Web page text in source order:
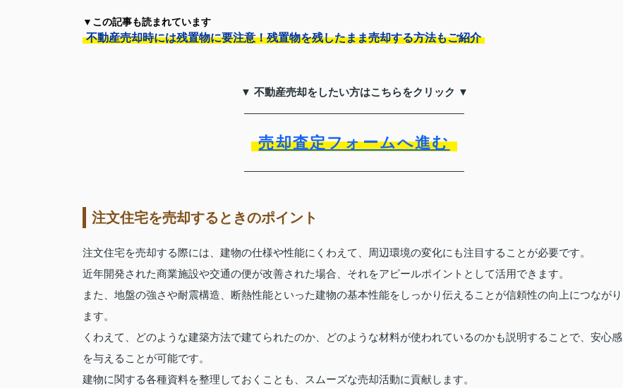
▼この記事も読まれています
不動産売却時には残置物に要注意！残置物を残したまま売却する方法もご紹介
▼ 不動産売却をしたい方はこちらをクリック ▼
売却査定フォームへ進む
注文住宅を売却するときのポイント
注文住宅を売却する際には、建物の仕様や性能にくわえて、周辺環境の変化にも注目することが必要です。
近年開発された商業施設や交通の便が改善された場合、それをアピールポイントとして活用できます。
また、地盤の強さや耐震構造、断熱性能といった建物の基本性能をしっかり伝えることが信頼性の向上につながり
ます。
くわえて、どのような建築方法で建てられたのか、どのような材料が使われているのかも説明することで、安心感
を与えることが可能です。
建物に関する各種資料を整理しておくことも、スムーズな売却活動に貢献します。